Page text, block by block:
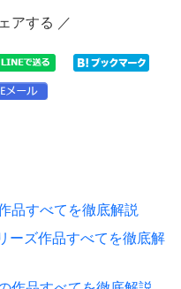
アする ／
品すべてを徹底解説
ーズ作品すべてを徹底解